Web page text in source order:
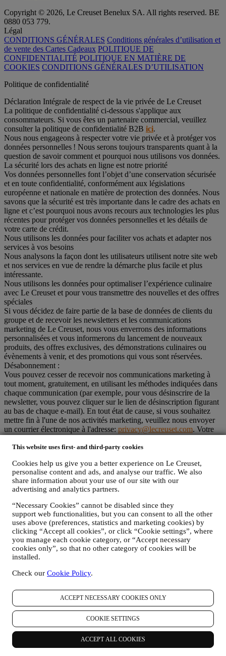
This website uses first- and third-party cookies
Cookies help us give you a better experience on Le Creuset,
personalise content and ads, and analyse our traffic. We also
share information about your use of our site with our
advertising and analytics partners.
“Necessary Cookies” cannot be disabled since they
support web functionalities, but you can consent to all the other
uses above (preferences, statistics and marketing cookies) by
clicking “Accept all cookies”, or click “Cookie settings”, where
you manage each cookie category, or “Accept necessary
cookies only”, so that no other category of cookies will be
installed.
Check our Cookie Policy.
ACCEPT NECESSARY COOKIES ONLY
COOKIE SETTINGS
ACCEPT ALL COOKIES
Copyright © 2026, Le Creuset Benelux SA. All rights reserved. BE
0880 053 779.
Légal
CONDITIONS GÉNÉRALES Conditions générales d’utilisation et
de vente des Cartes Cadeaux POLITIQUE DE
CONFIDENTIALITÉ POLITIQUE EN MATIÈRE DE
COOKIES CONDITIONS GÉNÉRALES D’UTILISATION
Politique de confidentialité
Déclaration Intégrale de respect de la vie privée de Le Creuset
La politique de confidentialité ci-dessous s'applique aux
consommateurs. Si vous êtes un partenaire commercial, veuillez
consulter la politique de confidentialité B2B ici.
Nous nous engageons à respecter votre vie privée et à protéger vos
données personnelles ! Nous serons toujours transparents quant à la
question de savoir comment et pourquoi nous utilisons vos données.
La sécurité lors des achats en ligne est notre priorité
Vos données personnelles font l’objet d’une conservation sécurisée
et en toute confidentialité, conformément aux législations
européenne et nationale en matière de protection des données. Nous
savons que la sécurité est très importante dans le cadre des achats en
ligne et c’est pourquoi nous avons recours aux technologies les plus
récentes pour protéger vos données personnelles et les détails de
votre carte de crédit.
Nous utilisons les données pour faciliter vos achats et adapter nos
services à vos besoins
Nous analysons la façon dont les utilisateurs utilisent notre site web
et nos services en vue de rendre la démarche plus facile et plus
intéressante.
Nous utilisons les données pour optimaliser l’expérience culinaire
avec Le Creuset et pour vous transmettre des nouvelles et des offres
spéciales
Si vous décidez de faire partie de la base de données de clients du
groupe et de recevoir les newsletters et les communications
marketing de Le Creuset, nous vous enverrons des informations
personnalisées et vous informerons du lancement de nouveaux
produits, des offres exclusives, des démonstrations culinaires ou
évènements à venir, et des promotions qui vous sont réservées.
Désabonnement :
Vous pouvez cesser de recevoir nos communications marketing à
tout moment, gratuitement, en utilisant les méthodes indiquées dans
chaque communication (par exemple, pour vous désinscrire de la
newsletter, vous pouvez cliquer sur le lien de désinscription figurant
au bas de chaque e-mail). En tout état de cause, si vous souhaitez
mettre fin à l'une de nos activités marketing, veuillez nous envoyer
un courrier électronique à l'adresse: privacy@lecreuset.com. Votre
certaines circonstances, il se peut que vous receviez quelques
soit complètement traitée.
C’est vous qui contrôlez vos données
N'oubliez pas que vous avez le contrôle de vos données et que vous
pouvez gérer vos préférences à tout moment. Nous vous
garantissons de ne jamais transmettre vos données à des
organisations tierces à des fins marketing sans votre autorisation.
Pour toute information ou pour exercer vos droits en matière de
protection de la vie privée, vous pouvez nous envoyer un e-mail à
l'adresse:privacy@lecreuset.compour nous faire part de votre
problème et nous vous répondrons dans les meilleurs délais.
Avis Intégral de Protection des Données de Le Creuset
respecter votre vie privée, la présente déclaration expliquant
conformité avec la législation UE relative à la protection des
données (y compris la Réglementation générale de Protection des
données 2016/679 de l’Union européenne) et avec la loi relative à la
protection des données qui s’applique dans votre pays, dans votre
territoire ou dans votre région (les “Lois relatives à la Protection des
1. QUEL TYPE DE DONNEES RECUEILLONS-NOUS AUPRES DE